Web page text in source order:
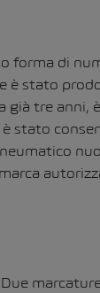
forma di
è stato
già tre anni,
stato